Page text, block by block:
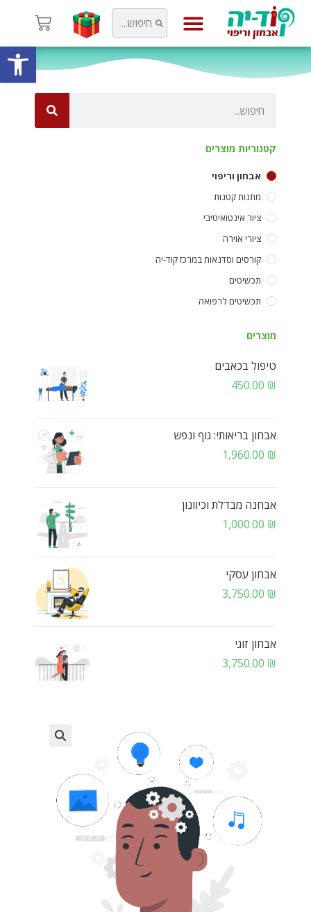
קטגוריות מוצרים
אבחון וריפוי
מתנות קטנות
ציור אינטואיטיבי
ציורי אוירה
קורסים וסדנאות במרכז קוד-יה
תכשיטים
תכשיטים לרפואה
מוצרים
טיפול בכאבים
450.00 ₪
אבחון בריאותי: גוף ונפש
1,960.00 ₪
אבחנה מבדלת וכיוונון
1,000.00 ₪
אבחון עסקי
3,750.00 ₪
אבחון זוגי
3,750.00 ₪